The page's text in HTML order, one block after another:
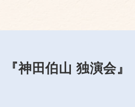
『神田伯山 独演会』